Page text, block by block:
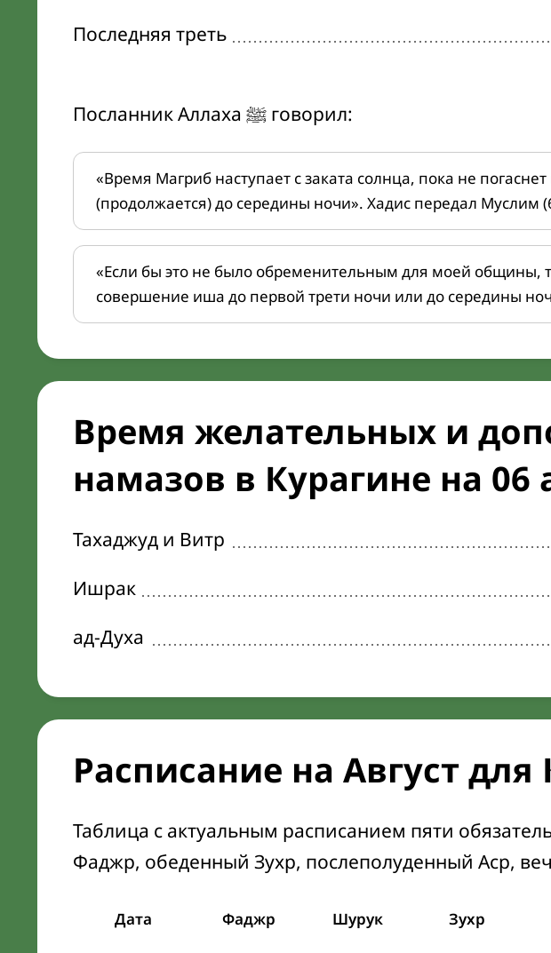
Последняя треть
Посланник Аллаха ﷺ говорил:
«Время Магриб наступает с заката солнца, пока не
(продолжается) до середины ночи». Хадис передал Муслим
«Если бы это не было обременительным для моей общины,
совершение иша до первой трети ночи или до середины
Время желательных и
намазов в Курагине на 06
Тахаджуд и Витр
Ишрак
ад-Духа
Расписание на Август для
Таблица с актуальным расписанием пяти
Фаджр, обеденный Зухр, послеполуденный Аср,
Дата Фаджр Шурук Зухр